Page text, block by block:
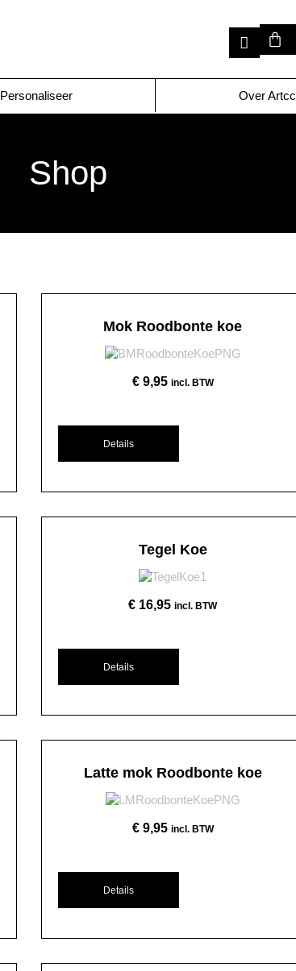
Personaliseer Over Artcc
Shop
Mok Roodbonte koe
€9,95 incl. BTW
Details
Tegel Koe
€ 16,95 incl. BTW
Details
Latte mok Roodbonte koe
€9,95 incl. BTW
Details